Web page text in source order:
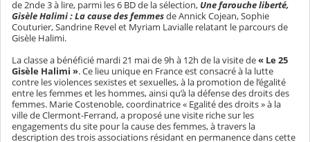
de 2nde 3 à lire, parmi les 6 BD de la sélection, Une farouche liberté,
Gisèle Halimi : La cause des femmesde Annick Cojean, Sophie
Couturier, Sandrine Revel et Myriam Lavialle relatant le parcours de
Gisèle Halimi.
La classe a bénéficié mardi 21 mai de 9h à 12h de la visite de« Le 25
Gisèle Halimi ». Ce lieu unique en France est consacré à la lutte
contre les violences sexistes et sexuelles, à la promotion de l’égalité
entre les femmes et les hommes, ainsi qu’à la défense des droits des
femmes. Marie Costenoble, coordinatrice « Egalité des droits » à la
ville de Clermont-Ferrand, a proposé une visite riche sur les
engagements du site pour la cause des femmes, à travers la
description des trois associations résidant en permanence dans cette